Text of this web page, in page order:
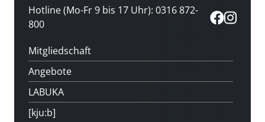
Hotline (Mo-Fr 9 bis 17 Uhr): 0316 872-
800
Mitgliedschaft
Angebote
LABUKA
[kju:b]